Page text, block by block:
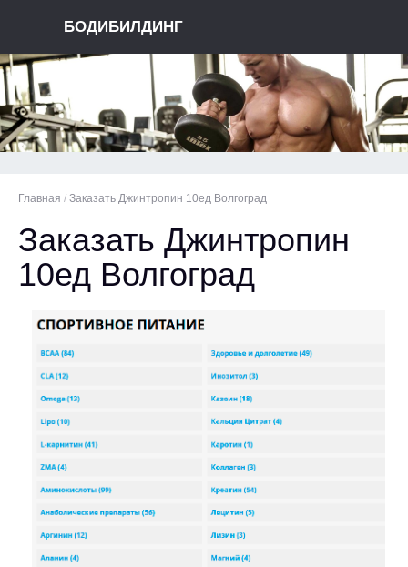
БОДИБИЛДИНГ
Главная / Заказать Джинтропин 10ед Волгоград
Заказать Джинтропин
10ед Волгоград